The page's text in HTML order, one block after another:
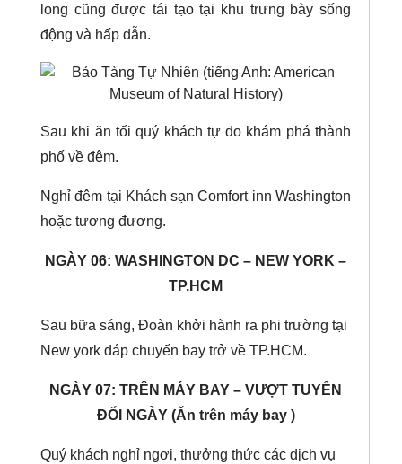
long cũng được tái tạo tại khu trưng bày sống
động và hấp dẫn.
Sau khi ăn tối quý khách tự do khám phá thành
phố về đêm.
Nghỉ đêm tại Khách sạn Comfort inn Washington
hoặc tương đương.
NGÀY 06: WASHINGTON DC – NEW YORK –
TP.HCM
Sau bữa sáng, Đoàn khởi hành ra phi trường tại
New york đáp chuyến bay trở về TP.HCM.
NGÀY 07: TRÊN MÁY BAY – VƯỢT TUYẾN
ĐỔI NGÀY (Ăn trên máy bay )
Quý khách nghỉ ngơi, thưởng thức các dịch vụ